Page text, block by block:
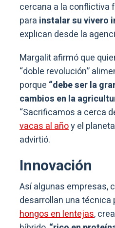
cercana a la conflictiva
para instalar su vivero
explican desde la
Margalit afirmó que
“doble revolución”
porque “debe ser la
cambios en la
“Sacrificamos a cerca
vacas al añoy el
advirtió.
Innovación
Así algunas empresas,
desarrollan una técnica
hongos en lentejas,